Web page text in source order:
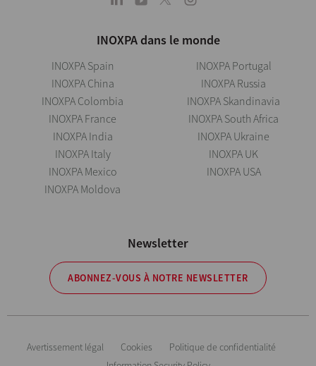
INOXPA dans le monde
INOXPA Spain
INOXPA China
INOXPA Colombia
INOXPA France
INOXPA India
INOXPA Italy
INOXPA Mexico
INOXPA Moldova
INOXPA Portugal
INOXPA Russia
INOXPA Skandinavia
INOXPA South Africa
INOXPA Ukraine
INOXPA UK
INOXPA USA
Newsletter
ABONNEZ-VOUS À NOTRE NEWSLETTER
Avertissement légal Cookies
Politique de confidentialité